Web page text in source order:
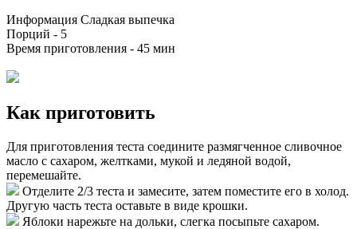
Информация Сладкая выпечка
Порций - 5
Время приготовления - 45 мин
Как приготовить
Для приготовления теста соедините размягченное сливочное
масло с сахаром, желтками, мукой и ледяной водой,
перемешайте.
Отделите 2/3 теста и замесите, затем поместите его в холод.
Другую часть теста оставьте в виде крошки.
Яблоки нарежьте на дольки, слегка посыпьте сахаром.